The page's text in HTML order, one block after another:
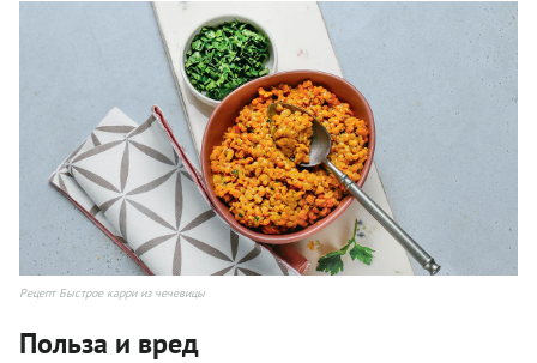
Рецепт Быстрое карри из чечевицы
Польза и вред